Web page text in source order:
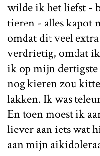
wilde ik het liefst -
tieren - alles kapot
omdat dit veel
verdrietig, omdat
ik op mijn
nog kieren zou
lakken. Ik was
En toen moest ik
liever aan iets wat
aan mijn